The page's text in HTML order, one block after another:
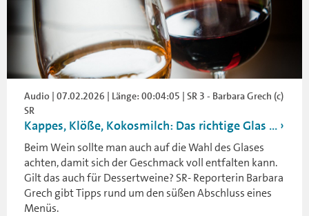
Audio | 07.02.2026 | Länge: 00:04:05 | SR 3 - Barbara Grech (c)
SR
Kappes, Klöße, Kokosmilch: Das richtige Glas ...
Beim Wein sollte man auch auf die Wahl des Glases
achten, damit sich der Geschmack voll entfalten kann.
Gilt das auch für Dessertweine? SR- Reporterin Barbara
Grech gibt Tipps rund um den süßen Abschluss eines
Menüs.